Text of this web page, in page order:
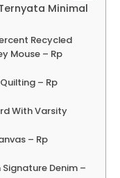
Minimal
Recycled
Mouse – Rp
– Rp
With Varsity
– Rp
Denim –